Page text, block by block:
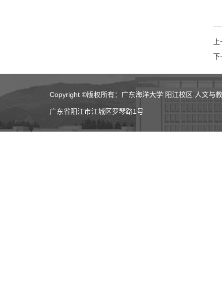
下
Copyright ©版权所有：广东海洋大学 阳江校区 人文与
广东省阳江市江城区罗琴路1号